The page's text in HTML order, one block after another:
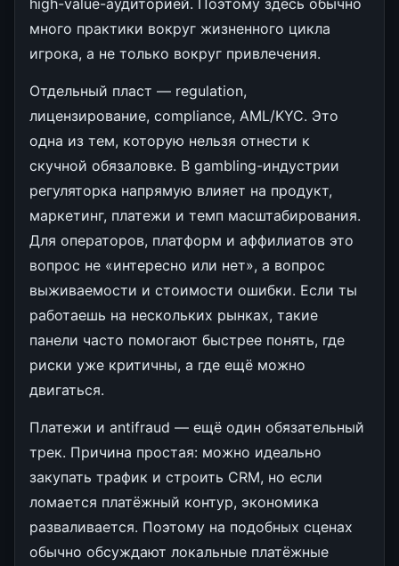
много практики вокруг жизненного цикла
игрока, а не только вокруг привлечения.
Отдельный пласт — regulation,
лицензирование, compliance, AML/KYC. Это
одна из тем, которую нельзя отнести к
скучной обязаловке. В gambling-индустрии
регуляторка напрямую влияет на продукт,
маркетинг, платежи и темп масштабирования.
Для операторов, платформ и аффилиатов это
вопрос не «интересно или нет», а вопрос
выживаемости и стоимости ошибки. Если ты
работаешь на нескольких рынках, такие
панели часто помогают быстрее понять, где
риски уже критичны, а где ещё можно
двигаться.
Платежи и antifraud — ещё один обязательный
трек. Причина простая: можно идеально
закупать трафик и строить CRM, но если
ломается платёжный контур, экономика
разваливается. Поэтому на подобных сценах
обычно обсуждают локальные платёжные